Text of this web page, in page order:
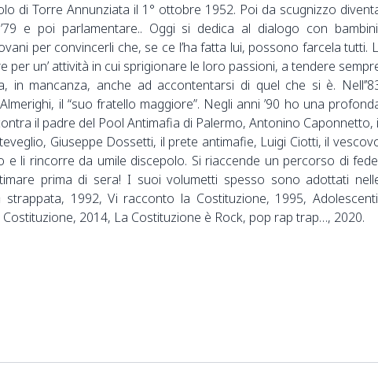
di Torre Annunziata il 1° ottobre 1952. Poi da scugnizzo
e poi parlamentare.. Oggi si dedica al dialogo con
per convincerli che, se ce l’ha fatta lui, possono farcela tutti.
per un’ attività in cui sprigionare le loro passioni, a tendere
in mancanza, anche ad accontentarsi di quel che si è.
il “suo fratello maggiore”. Negli anni ’90 ho una
il padre del Pool Antimafia di Palermo, Antonino Caponnetto,
Giuseppe Dossetti, il prete antimafie, Luigi Ciotti, il
e li rincorre da umile discepolo. Si riaccende un percorso di
prima di sera! I suoi volumetti spesso sono adottati
1992, Vi racconto la Costituzione, 1995,
2014, La Costituzione è Rock, pop rap trap…, 2020.